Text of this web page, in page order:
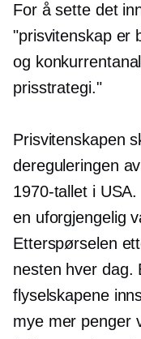
For å sette det
"prisvitenskap er
og
prisstrategi."
Prisvitenskapen
dereguleringen
1970-tallet i
en uforgjengelig
Etterspørselen
nesten hver dag.
flyselskapene
mye mer penger